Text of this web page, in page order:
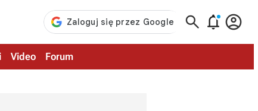
  
Video Forum